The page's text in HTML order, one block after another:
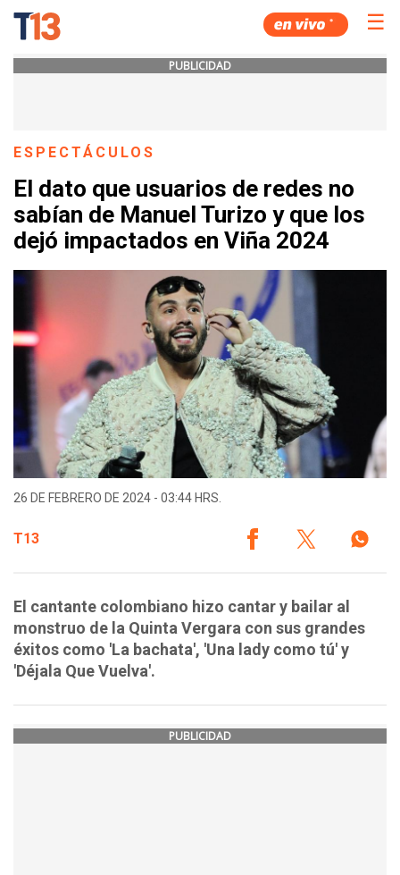
☰
PUBLICIDAD
ESPECTÁCULOS
El dato que usuarios de redes no
sabían de Manuel Turizo y que los
dejó impactados en Viña 2024
26 DE FEBRERO DE 2024 - 03:44 HRS.
T13
El cantante colombiano hizo cantar y bailar al
monstruo de la Quinta Vergara con sus grandes
éxitos como 'La bachata', 'Una lady como tú' y
'Déjala Que Vuelva'.
PUBLICIDAD